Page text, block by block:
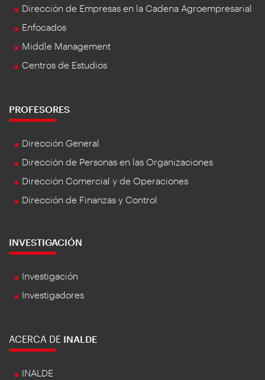
Dirección de Empresas en la Cadena Agroempresarial
Enfocados
Middle Management
Centros de Estudios
PROFESORES
Dirección General
Dirección de Personas en las Organizaciones
Dirección Comercial y de Operaciones
Dirección de Finanzas y Control
INVESTIGACIÓN
Investigación
Investigadores
ACERCA DE INALDE
INALDE